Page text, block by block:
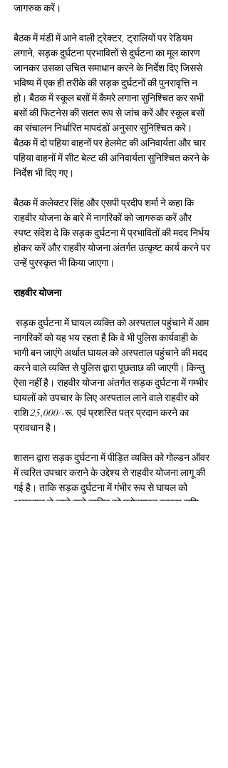
जागरुक करें।
बैठक में मंडी में आने वाली ट्रेक्‍टर, ट्रालियों पर रेडि‍यम
लगाने, सड़क दुर्घटना प्रभावितों से दुर्घटना का मूल कारण
जानकर उसका उचित समाधान करने के निर्देश दिए जिससे
भवि‍ष्‍य में एक ही तरीके की सड़क दुर्घटनों की पुनरावृत्ति न
हो। बैठक में स्‍कूल बसों में कैमरे लगाना सुनिश्चित कर सभी
बसों की फिटनेस की सतत रूप से जांच करें और स्‍कूल बसों
का संचालन निर्धारित मापदंडों अनुसार सुनिश्चित करे।
बैठक में दो पहिया वाहनों पर हेलमेट की अनिवार्यता और चार
पहिया वाहनों में सीट बेल्‍ट की अनिवार्यता सुनिश्चित करने के
निर्देश भी दिए गए।
बैठक में कलेक्‍टर सिंह और एसपी प्रदीप शर्मा ने कहा कि
राहवीर योजना के बारे में नागरिकों को जागरुक करें और
स्‍पष्‍ट संदेश दे कि सड़क दुर्घटना में प्रभावितों की मदद निर्भय
होकर करें और राहवीर योजना अंतर्गत उत्‍कृष्‍ट कार्य करने पर
उन्‍हें पुरस्‍कृत भी किया जाएगा।
राहवीर योजना
नागरिकों को यह भय रहता है कि वे भी पुलिस कार्यवाही के
भागी बन जाएंगे अर्थात घायल को अस्पताल पहुंचाने की मदद
करने वाले व्यक्ति से पुलिस द्वारा पूछताछ की जाएगी। किन्तु
ऐसा नहीं है। राहवीर योजना अंतर्गत सड़क दुर्घटना में गम्भीर
घायलों को उपचार के लिए अस्पताल लाने वाले राहवीर को
राशि 25,000/-रू. एवं प्रशस्ति पत्र प्रदान करने का
प्रावधान है।
शासन द्वारा सड़क दुर्घटना में पीड़ित व्यक्ति को गोल्डन ऑवर
में त्वरित उपचार कराने के उ‌द्देश्य से राहवीर योजना लागू की
गई है। ताकि सड़क दुर्घटना में गंभीर रूप से घायल को
अस्पताल ले जाने वाले व्यक्ति को प्रोत्साहन स्वरूप राशि